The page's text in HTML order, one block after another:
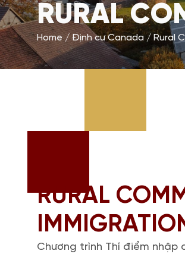
RURAL
Home Định cư Canada Rural
RURAL
Chương trình Thí điểm nhập